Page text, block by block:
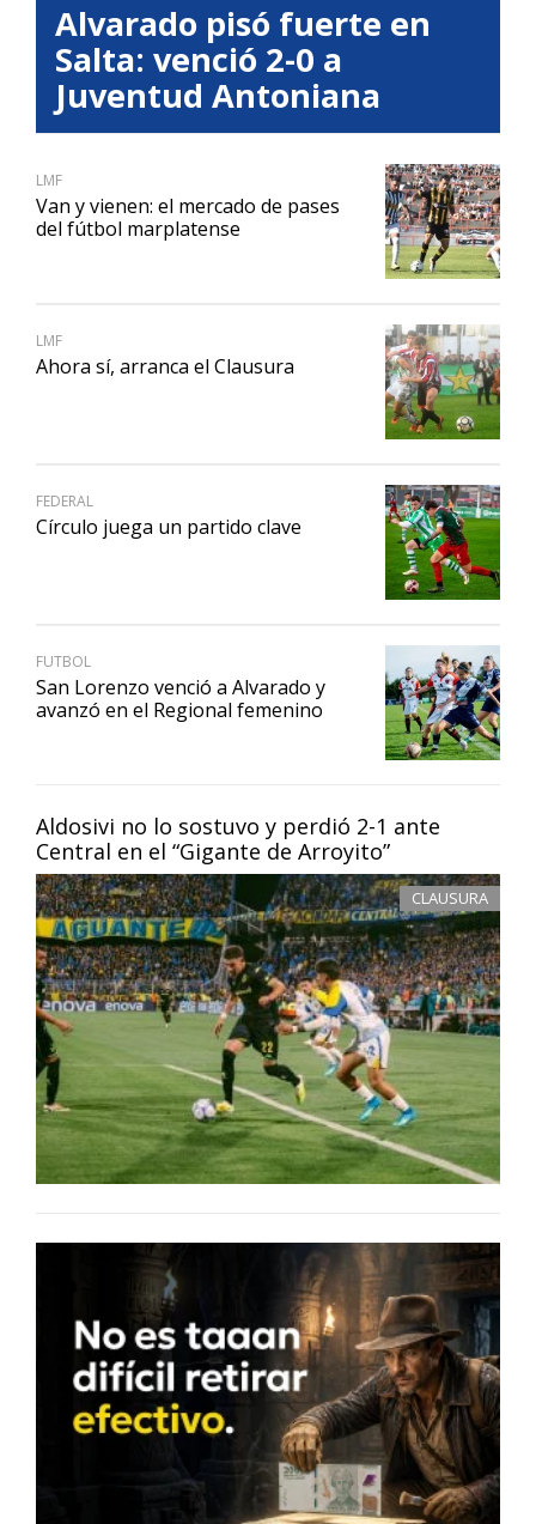
Aldosivi no lo sostuvo y perdió 2-1 ante
Central en el “Gigante de Arroyito”
CLAUSURA
Alvarado pisó fuerte en
Salta: venció 2-0 a
Juventud Antoniana
LMF
Van y vienen: el mercado de pases
del fútbol marplatense
LMF
Ahora sí, arranca el Clausura
FEDERAL
Círculo juega un partido clave
FUTBOL
San Lorenzo venció a Alvarado y
avanzó en el Regional femenino